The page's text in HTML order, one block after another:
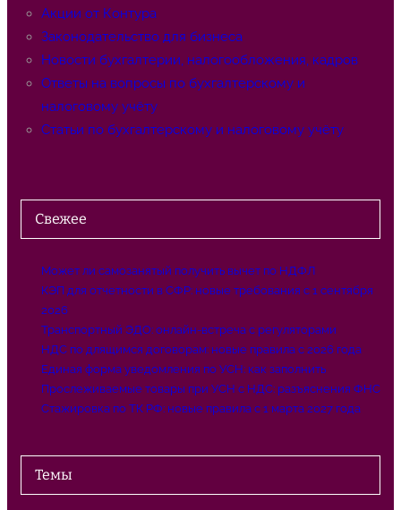
Акции от Контура
Законодательство для бизнеса
Новости бухгалтерии, налогообложения, кадров
Ответы на вопросы по бухгалтерскому и
налоговому учёту
Статьи по бухгалтерскому и налоговому учёту
Свежее
Может ли самозанятый получить вычет по НДФЛ
КЭП для отчетности в СФР: новые требования с 1 сентября
2026
Транспортный ЭДО: онлайн-встреча с регуляторами
НДС по длящимся договорам: новые правила с 2026 года
Единая форма уведомления по УСН: как заполнить
Прослеживаемые товары при УСН с НДС: разъяснения ФНС
Стажировка по ТК РФ: новые правила с 1 марта 2027 года
Темы